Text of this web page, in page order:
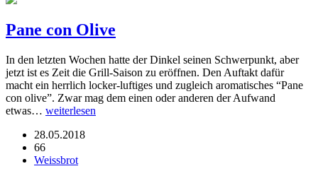
Pane con Olive
In den letzten Wochen hatte der Dinkel seinen Schwerpunkt, aber
jetzt ist es Zeit die Grill-Saison zu eröffnen. Den Auftakt dafür
macht ein herrlich locker-luftiges und zugleich aromatisches “Pane
con olive”. Zwar mag dem einen oder anderen der Aufwand
etwas… weiterlesen
28.05.2018
66
Weissbrot